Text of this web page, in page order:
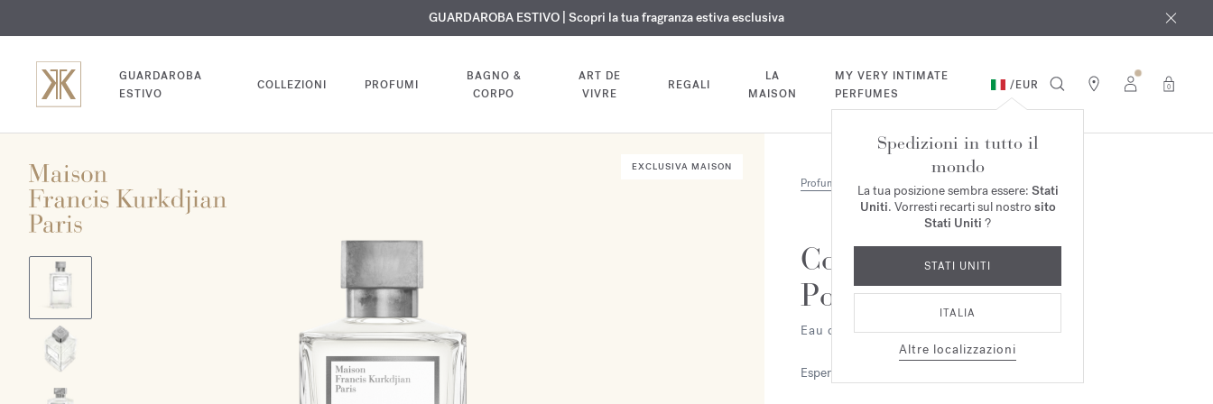
ESCLUSIVO | Scopri la nuova fragranza OUDvelvet moodnel tuo ordine*
INCISIONE GRATUITA | Su tutte le fragranze e gli oli per il corpo fino al 9 agosto
GUARDAROBA ESTIVO | Scopri la tua fragranza estiva esclusiva
GUARDAROBA
ESTIVO
COLLEZIONI PROFUMI
BAGNO &
CORPO
ART DE
VIVRE
REGALI
LA
MAISON
MY VERY INTIMATE
PERFUMES
/EUR 0
Spedizioni in tutto il
mondo
La tua posizione sembra essere: Stati
Uniti. Vorresti recarti sul nostro sito
Stati Uniti ?
STATI UNITI
ITALIA
Altre localizzazioni
EXCLUSIVA MAISON
Profumi
Cologne
Pour le Matin
Eau de cologne
Esperidata